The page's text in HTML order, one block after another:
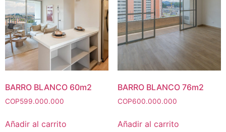
BARRO BLANCO 60m2
COP599.000.000
Añadir al carrito
BARRO BLANCO 76m2
COP600.000.000
Añadir al carrito